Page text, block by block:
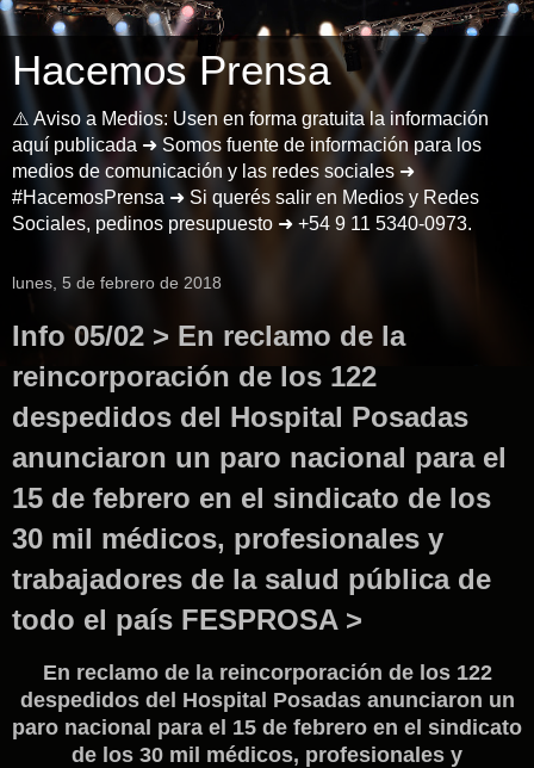
Hacemos Prensa
⚠️ Aviso a Medios: Usen en forma gratuita la información
aquí publicada ➜ Somos fuente de información para los
medios de comunicación y las redes sociales ➜
#HacemosPrensa ➜ Si querés salir en Medios y Redes
Sociales, pedinos presupuesto ➜ +54 9 11 5340-0973.
lunes, 5 de febrero de 2018
Info 05/02 > En reclamo de la
reincorporación de los 122
despedidos del Hospital Posadas
anunciaron un paro nacional para el
15 de febrero en el sindicato de los
30 mil médicos, profesionales y
trabajadores de la salud pública de
todo el país FESPROSA >
En reclamo de la reincorporación de los 122
despedidos del Hospital Posadas anunciaron un
paro nacional para el 15 de febrero en el sindicato
de los 30 mil médicos, profesionales y